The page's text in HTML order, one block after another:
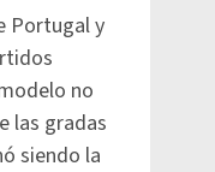
Portugal y
no
las gradas
siendo la